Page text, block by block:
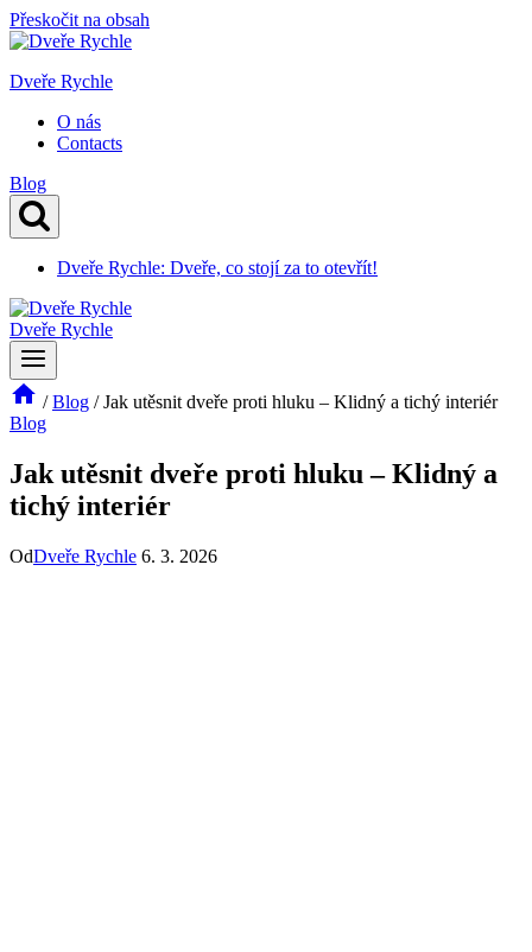
Přeskočit na obsah
Dveře Rychle
O nás
Contacts
Blog
Dveře Rychle: Dveře, co stojí za to otevřít!
Dveře Rychle
/ Blog / Jak utěsnit dveře proti hluku – Klidný a tichý interiér
Blog
Jak utěsnit dveře proti hluku – Klidný a
tichý interiér
OdDveře Rychle 6. 3. 2026